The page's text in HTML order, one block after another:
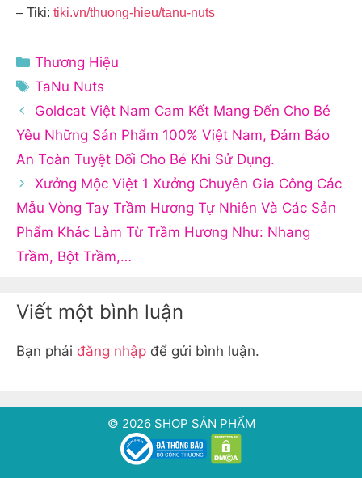
– Tiki: tiki.vn/thuong-hieu/tanu-nuts
Danh
mục
Thương Hiệu
Thẻ
TaNu Nuts
Goldcat Việt Nam Cam Kết Mang Đến Cho Bé
Yêu Những Sản Phẩm 100% Việt Nam, Đảm Bảo
An Toàn Tuyệt Đối Cho Bé Khi Sử Dụng.
Xưởng Mộc Việt 1 Xưởng Chuyên Gia Công Các
Mẫu Vòng Tay Trầm Hương Tự Nhiên Và Các Sản
Phẩm Khác Làm Từ Trầm Hương Như: Nhang
Trầm, Bột Trầm,…
Viết một bình luận
Bạn phải đăng nhập để gửi bình luận.
© 2026 SHOP SẢN PHẨM